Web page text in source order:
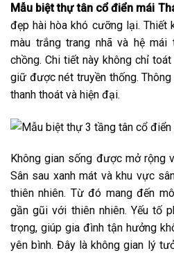
Mẫu biệt thự tân cổ điển mái
đẹp hài hòa khó cưỡng lại.
màu trắng trang nhã và hệ
chồng. Chi tiết này không chỉ
giữ được nét truyền thống.
thanh thoát và hiện đại.
Không gian sống được mở rộng
Sân sau xanh mát và khu vực
thiên nhiên. Từ đó mang đến
gần gũi với thiên nhiên. Yếu tố
trọng, giúp gia đình tận hưởng
yên bình. Đây là không gian lý